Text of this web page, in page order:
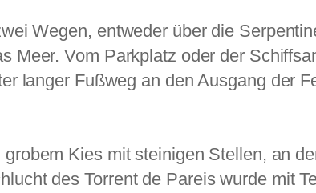
Wegen, entweder über die
Meer. Vom Parkplatz oder der
langer Fußweg an den Ausgang der
Kies mit steinigen Stellen, an
des Torrent de Pareis wurde mit